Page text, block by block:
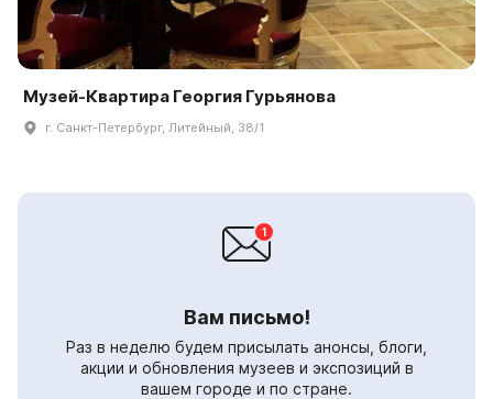
Музей-Квартира Георгия Гурьянова
г. Санкт-Петербург, Литейный, 38/1
Вам письмо!
Раз в неделю будем присылать анонсы, блоги,
акции и обновления музеев и экспозиций в
вашем городе и по стране.